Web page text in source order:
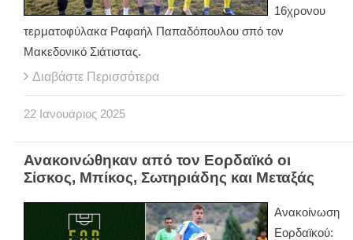
16χρονου
τερματοφύλακα Ραφαήλ Παπαδόπουλου σπό τον
Μακεδονικό Σιάτιστας.
Διαβάστε Περισσότερα
22 Ιανουάριος 2025
Ανακοινώθηκαν από τον Εορδαϊκό οι
Σίσκος, Μπίκος, Σωτηριάδης και Μεταξάς
Ανακοίνωση
Εορδαϊκού: